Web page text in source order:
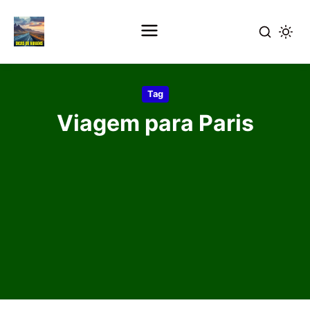
Tag
Viagem para Paris